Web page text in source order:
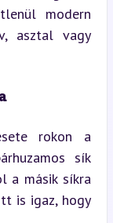
modern
asztal vagy
rokon a
sík
a másik síkra
is igaz, hogy